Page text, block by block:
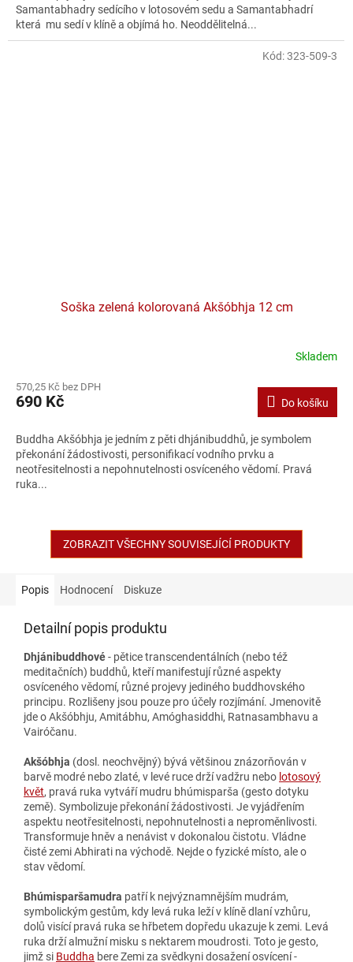
Samantabhadry sedícího v lotosovém sedu a Samantabhadrí
která mu sedí v klíně a objímá ho. Neoddělitelná...
Soška zelená kolorovaná Akšóbhja 12 cm
Skladem
570,25 Kč bez DPH
690 Kč Do košíku
Buddha Akšóbhja je jedním z pěti dhjánibuddhů, je symbolem
překonání žádostivosti, personifikací vodního prvku a
neotřesitelnosti a nepohnutelnosti osvíceného vědomí. Pravá
ruka...
Kód:323-509-3
ZOBRAZIT VŠECHNY SOUVISEJÍCÍ PRODUKTY
Popis Hodnocení Diskuze
Detailní popis produktu
Dhjánibuddhové- pětice transcendentálních (nebo též
meditačních) buddhů, kteří manifestují různé aspekty
osvíceného vědomí, různé projevy jediného buddhovského
principu. Rozlišeny jsou pouze pro účely rozjímání. Jmenovitě
jde o Akšóbhju, Amitábhu, Amóghasiddhi, Ratnasambhavu a
Vairóčanu.
Akšóbhja (dosl. neochvějný) bývá většinou znázorňován v
barvě modré nebo zlaté, v levé ruce drží vadžru nebo lotosový
květ, pravá ruka vytváří mudru bhúmisparša (gesto dotyku
země). Symbolizuje překonání žádostivosti. Je vyjádřením
aspektu neotřesitelnosti, nepohnutelnosti a neproměnlivosti.
Transformuje hněv a nenávist v dokonalou čistotu. Vládne
čisté zemi Abhirati na východě. Nejde o fyzické místo, ale o
stav vědomí.
Bhúmisparšamudra patří k nejvýznamnějším mudrám,
symbolickým gestům, kdy levá ruka leží v klíně dlaní vzhůru,
dolů visící pravá ruka se hřbetem dopředu ukazuje k zemi. Levá
ruka drží almužní misku s nektarem moudrosti. Toto je gesto,
jimž si Buddha bere Zemi za svědkyni dosažení osvícení -